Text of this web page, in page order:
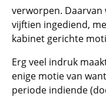
verworpen. Daarvan
vijftien ingediend,
kabinet gerichte
Erg veel indruk
enige motie van
periode indiende